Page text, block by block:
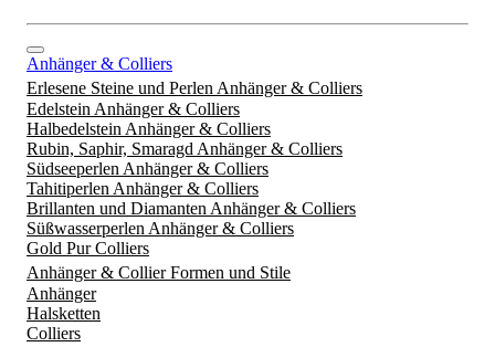
Anhänger & Colliers
Erlesene Steine und Perlen Anhänger & Colliers
Edelstein Anhänger & Colliers
Halbedelstein Anhänger & Colliers
Rubin, Saphir, Smaragd Anhänger & Colliers
Südseeperlen Anhänger & Colliers
Tahitiperlen Anhänger & Colliers
Brillanten und Diamanten Anhänger & Colliers
Süßwasserperlen Anhänger & Colliers
Gold Pur Colliers
Anhänger & Collier Formen und Stile
Anhänger
Halsketten
Colliers